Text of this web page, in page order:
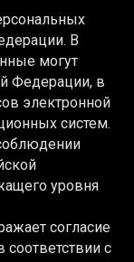
В
могут
Федерации, в
электронной
систем.
уровня
согласие
с